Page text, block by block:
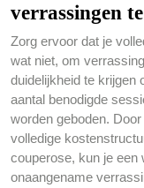
verrassingen
Zorg ervoor dat je
wat niet, om
duidelijkheid te krijgen
aantal benodigde
worden geboden.
volledige
couperose, kun je een
onaangename